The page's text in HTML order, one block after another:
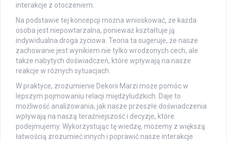
interakcje z otoczeniem.
Na podstawie tej koncepcji można wnioskować, że każda
osoba jest niepowtarzalna, ponieważ kształtuje ją
indywidualna droga życiowa. Teoria ta sugeruje, że nasze
zachowanie jest wynikiem nie tylko wrodzonych cech, ale
także nabytych doświadczeń, które wpływają na nasze
reakcje w różnych sytuacjach.
W praktyce, zrozumienie Dekorii Marzi może pomóc w
lepszym pojmowaniu relacji międzyludzkich. Daje to
możliwość analizowania, jak nasze przeszłe doświadczenia
wpływają na naszą teraźniejszość i decyzje, które
podejmujemy. Wykorzystując tę wiedzę, możemy z większą
łatwością zrozumieć innych i poprawić nasze interakcje